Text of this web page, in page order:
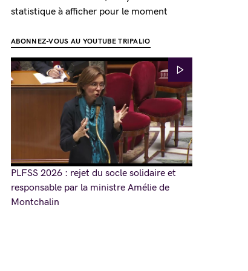
statistique à afficher pour le moment
ABONNEZ-VOUS AU YOUTUBE TRIPALIO
PLFSS 2026 : rejet du socle solidaire et
responsable par la ministre Amélie de
Montchalin